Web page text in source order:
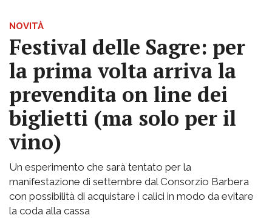
NOVITÀ
Festival delle Sagre: per
la prima volta arriva la
prevendita on line dei
biglietti (ma solo per il
vino)
Un esperimento che sarà tentato per la
manifestazione di settembre dal Consorzio Barbera
con possibilità di acquistare i calici in modo da evitare
la coda alla cassa